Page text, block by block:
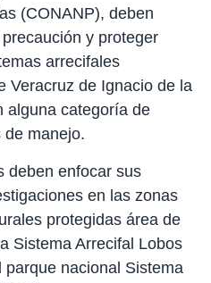
(CONANP), deben
y proteger
arrecifales
Veracruz de Ignacio de la
alguna categoría de
de manejo.
deben enfocar sus
en las zonas
protegidas área de
Sistema Arrecifal Lobos
nacional Sistema